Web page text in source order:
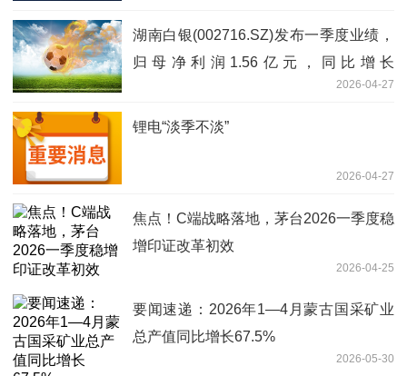
湖南白银(002716.SZ)发布一季度业绩，
归母净利润1.56亿元，同比增长
2026-04-27
锂电“淡季不淡”
2026-04-27
焦点！C端战略落地，茅台2026一季度稳
增印证改革初效
2026-04-25
要闻速递：2026年1—4月蒙古国采矿业
总产值同比增长67.5%
2026-05-30